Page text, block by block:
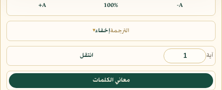
A-
100%
A+
الترجمةإخفاء▾
آية انتقل
معاني الكلمات